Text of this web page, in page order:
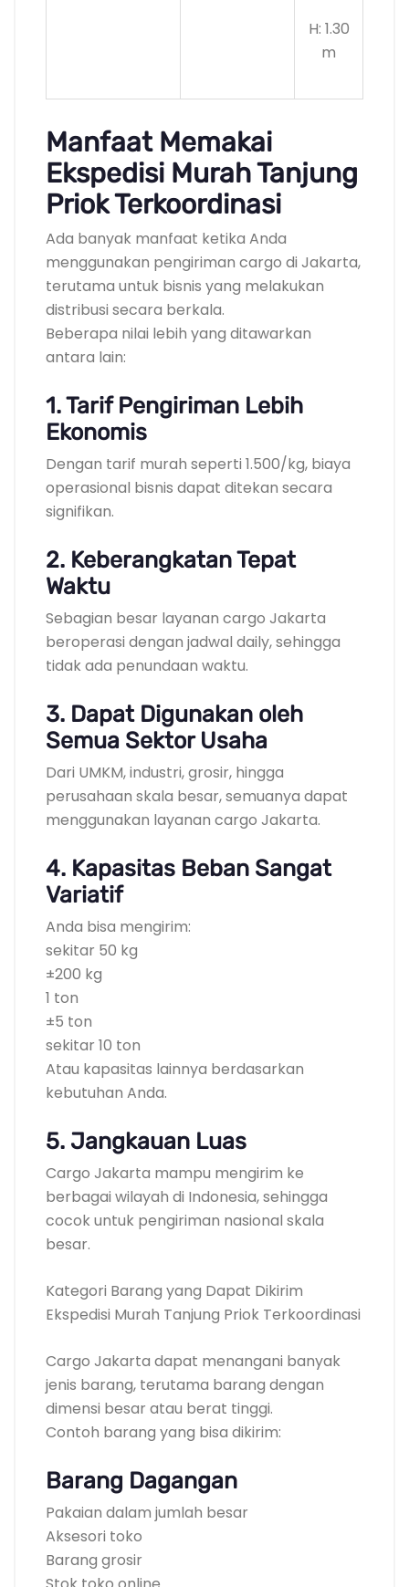
H: 1.30
m
Manfaat Memakai
Ekspedisi Murah Tanjung
Priok Terkoordinasi
Ada banyak manfaat ketika Anda
menggunakan pengiriman cargo di Jakarta,
terutama untuk bisnis yang melakukan
distribusi secara berkala.
Beberapa nilai lebih yang ditawarkan
antara lain:
1. Tarif Pengiriman Lebih
Ekonomis
Dengan tarif murah seperti 1.500/kg, biaya
operasional bisnis dapat ditekan secara
signifikan.
2. Keberangkatan Tepat
Waktu
Sebagian besar layanan cargo Jakarta
beroperasi dengan jadwal daily, sehingga
tidak ada penundaan waktu.
3. Dapat Digunakan oleh
Semua Sektor Usaha
Dari UMKM, industri, grosir, hingga
perusahaan skala besar, semuanya dapat
menggunakan layanan cargo Jakarta.
4. Kapasitas Beban Sangat
Variatif
Anda bisa mengirim:
sekitar 50 kg
±200 kg
1 ton
±5 ton
sekitar 10 ton
Atau kapasitas lainnya berdasarkan
kebutuhan Anda.
5. Jangkauan Luas
Cargo Jakarta mampu mengirim ke
berbagai wilayah di Indonesia, sehingga
cocok untuk pengiriman nasional skala
besar.
Kategori Barang yang Dapat Dikirim
Ekspedisi Murah Tanjung Priok Terkoordinasi
Cargo Jakarta dapat menangani banyak
jenis barang, terutama barang dengan
dimensi besar atau berat tinggi.
Contoh barang yang bisa dikirim:
Barang Dagangan
Pakaian dalam jumlah besar
Aksesori toko
Barang grosir